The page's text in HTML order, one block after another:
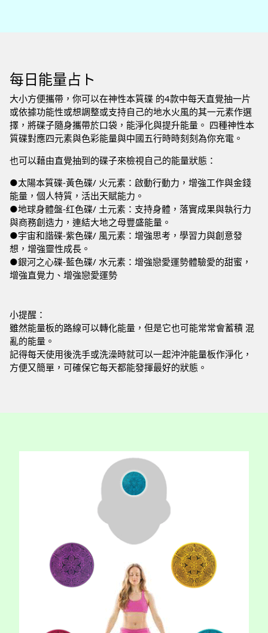
每日能量占ト
大小方便攜帶，你可以在神性本質碟 的4款中每天直覺抽一片
或依據功能性或想調整或支持自己的地水火風的其一元素作選
擇，將碟子隨身攜帶於口袋，能淨化與提升能量。 四種神性本
質碟對應四元素與色彩能量與中國五行時時刻刻為你充電。
也可以藉由直覺抽到的碟子來檢視自己的能量狀態：
●太陽本質碟-黃色碟/ 火元素：啟動行動力，增強工作與金錢
能量，個人特質，活出天賦能力。
●地球身體盤-红色碟/ 土元素：支持身體，落實成果與執行力
與商務創造力，連結大地之母豐盛能量。
●宇宙和諧碟-紫色碟/ 風元素：增強思考，學習力與創意發
想，增強靈性成長。
●銀河之心碟-藍色碟/ 水元素：增強戀愛運勢體驗愛的甜蜜，
增強直覺力、增強戀愛運勢
小提醒：
雖然能量板的路線可以轉化能量，但是它也可能常常會蓄積 混
亂的能量。
記得每天使用後洗手或洗澡時就可以一起沖沖能量板作淨化，
方便又簡單，可確保它每天都能發揮最好的狀態。